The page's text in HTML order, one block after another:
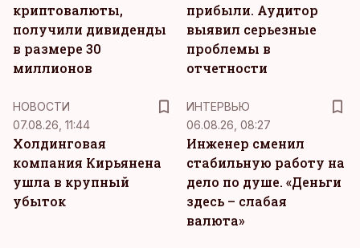
криптовалюты,
получили дивиденды
в размере 30
миллионов
прибыли. Аудитор
выявил серьезные
проблемы в
отчетности
НОВОСТИ
07.08.26, 11:44
Холдинговая
компания Кирьянена
ушла в крупный
убыток
ИНТЕРВЬЮ
06.08.26, 08:27
Инженер сменил
стабильную работу на
дело по душе. «Деньги
здесь – слабая
валюта»